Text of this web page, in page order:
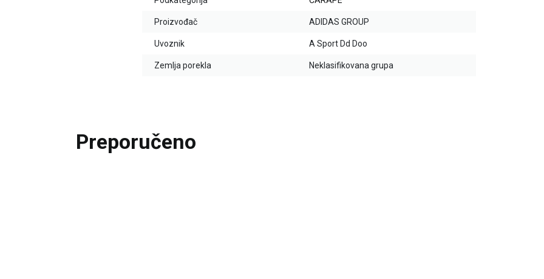
Proizvođač ADIDAS GROUP
Uvoznik A Sport Dd Doo
Zemlja porekla Neklasifikovana grupa
Preporučeno